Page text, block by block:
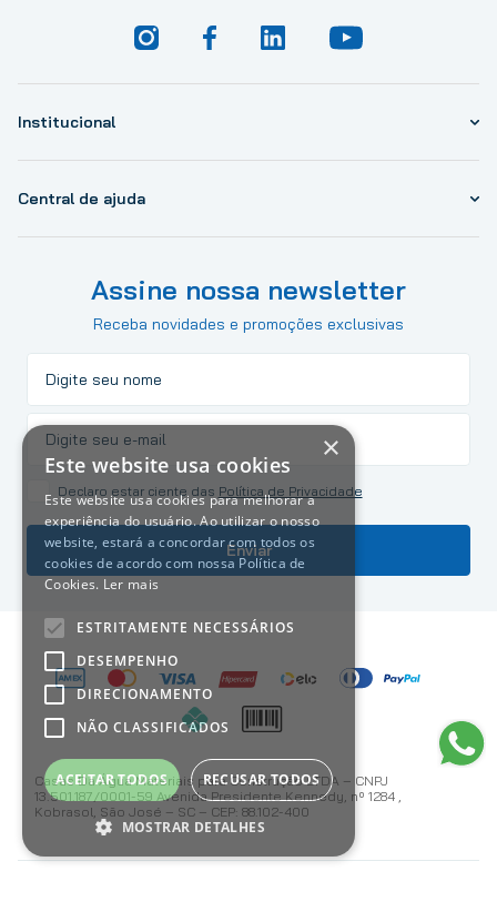
Institucional
Central de ajuda
Assine nossa newsletter
Receba novidades e promoções exclusivas
Declaro estar ciente das Política de Privacidade
Enviar
Casas Da Água Materiais para Construção LTDA – CNPJ
13.501.187/0001-59 Avenida Presidente Kennedy, nº 1284 ,
Kobrasol, São José – SC – CEP: 88.102-400
×
Este website usa cookies
Este website usa cookies para melhorar a
experiência do usuário. Ao utilizar o nosso
website, estará a concordar com todos os
cookies de acordo com nossa Política de
Cookies. Ler mais
ESTRITAMENTE NECESSÁRIOS
DESEMPENHO
DIRECIONAMENTO
NÃO CLASSIFICADOS
ACEITAR TODOS RECUSAR TODOS
MOSTRAR DETALHES